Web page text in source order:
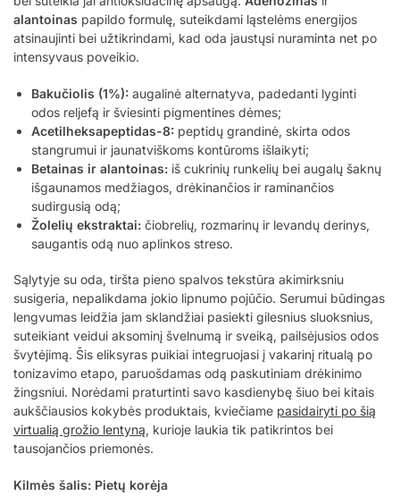
alantoinas papildo formulę, suteikdami ląstelėms energijos
atsinaujinti bei užtikrindami, kad oda jaustųsi nuraminta net po
intensyvaus poveikio.
Bakučiolis (1%): augalinė alternatyva, padedanti lyginti
odos reljefą ir šviesinti pigmentines dėmes;
Acetilheksapeptidas-8: peptidų grandinė, skirta odos
stangrumui ir jaunatviškoms kontūroms išlaikyti;
Betainas ir alantoinas: iš cukrinių runkelių bei augalų šaknų
išgaunamos medžiagos, drėkinančios ir raminančios
sudirgusią odą;
Žolelių ekstraktai: čiobrelių, rozmarinų ir levandų derinys,
saugantis odą nuo aplinkos streso.
Sąlytyje su oda, tiršta pieno spalvos tekstūra akimirksniu
susigeria, nepalikdama jokio lipnumo pojūčio. Serumui būdingas
lengvumas leidžia jam sklandžiai pasiekti gilesnius sluoksnius,
suteikiant veidui aksominį švelnumą ir sveiką, pailsėjusios odos
švytėjimą. Šis eliksyras puikiai integruojasi į vakarinį ritualą po
tonizavimo etapo, paruošdamas odą paskutiniam drėkinimo
žingsniui. Norėdami praturtinti savo kasdienybę šiuo bei kitais
aukščiausios kokybės produktais, kviečiame pasidairyti po šią
virtualią grožio lentyną, kurioje laukia tik patikrintos bei
tausojančios priemonės.
Kilmės šalis: Pietų korėja